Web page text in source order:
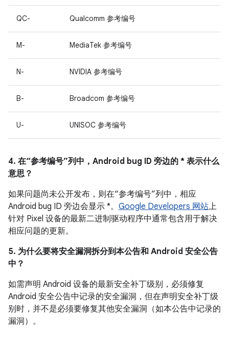
QC- Qualcomm 参考编号
M- MediaTek 参考编号
N- NVIDIA 参考编号
B- Broadcom 参考编号
U- UNISOC 参考编号
4. 在“参考编号”列中，Android bug ID 旁边的 * 表示什么
意思？
如果问题尚未公开发布，则在“参考编号”列中，相应
Android bug ID 旁边会显示 *。 Google Developers 网站上
针对 Pixel 设备的最新二进制驱动程序中通常包含用于解决
相应问题的更新。
5. 为什么要将安全漏洞拆分到本公告和 Android 安全公告
中？
如需声明 Android 设备的最新安全补丁级别，必须修复
Android 安全公告中记录的安全漏洞，但在声明安全补丁级
别时，并不是必须要修复其他安全漏洞（如本公告中记录的
漏洞）。